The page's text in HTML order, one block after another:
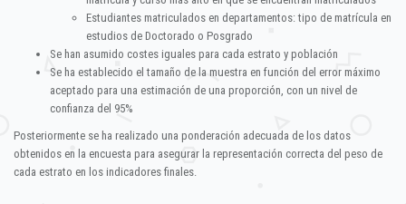
Estudiantes matriculados en departamentos: tipo de matrícula en
estudios de Doctorado o Posgrado
Se han asumido costes iguales para cada estrato y población
Se ha establecido el tamaño de la muestra en función del error máximo
aceptado para una estimación de una proporción, con un nivel de
confianza del 95%
Posteriormente se ha realizado una ponderación adecuada de los datos
obtenidos en la encuesta para asegurar la representación correcta del peso de
cada estrato en los indicadores finales.